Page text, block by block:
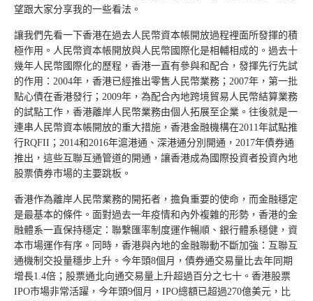
望跟大家分享我的一些看法。
讓我們先看一下香港在過去人民幣資本帳開放過程裡面所發揮的積
極作用。人民幣資本帳開放與人民幣國際化是相輔相成的。過去十
幾年人民幣國際化的歷程，香港一直有參與和配合，發揮先行先試
的作用：2004年，香港已經推出零售人民幣業務；2007年，第一批
點心債在香港發行；2009年，為配合內地跨境貿易人民幣結算業務
的試點工作，香港離岸人民幣業務由個人拓展至企業。往後就是一
連串人民幣資本帳開放的重大措施，香港金融機構在2011年試點推
行RQFII；2014和2016年滬港通、深港通分別開通，2017年債券通
推出，這些互聯互通管道的開通，讓香港成為國際投資者投資內地
股票債券市場的主要跳板。
香港作為離岸人民幣業務的開拓者，擔負重要的使命，而金融穩定
是最基本的條件。面對過去一年疫情和內外複雜的形勢，香港的金
融體系一直保持穩定：聯繫匯率制度運作暢順、銀行體系穩健，資
本市場運作有序。同時，香港與內地的金融聯動不斷加強：互聯互
通機制交投量穩步上升。今年頭8個月，債券通交易量比去年同期
增長1.4倍；股票通北向通交易量上升超過百分之七十。香港股票
IPO市場非常活躍，今年頭9個月，IPO總額已超過270億美元，比